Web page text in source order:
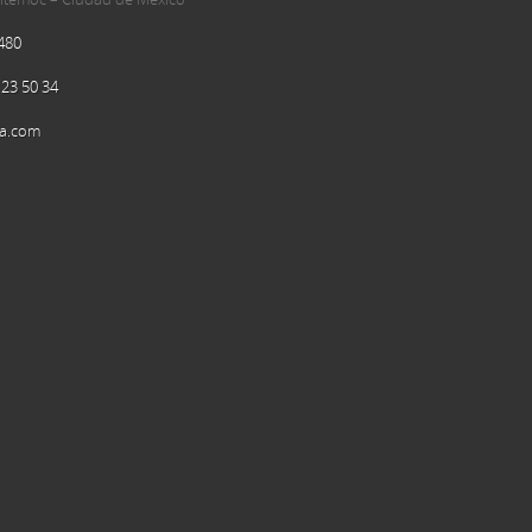
50 34